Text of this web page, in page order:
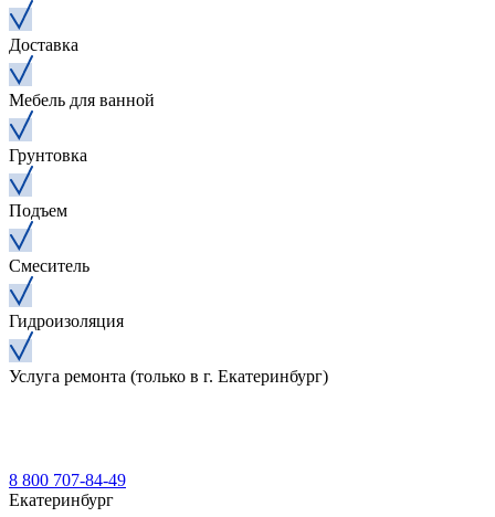
Доставка
Мебель для ванной
Грунтовка
Подъем
Смеситель
Гидроизоляция
Услуга ремонта (только в г. Екатеринбург)
8 800 707-84-49
Екатеринбург